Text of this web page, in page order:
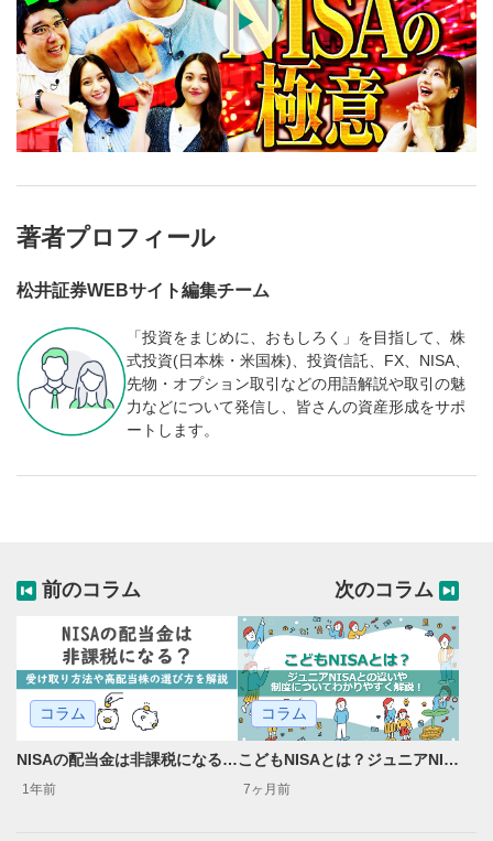
著者プロフィール
松井証券WEBサイト編集チーム
「投資をまじめに、おもしろく」を目指して、株
式投資(日本株・米国株)、投資信託、FX、NISA、
先物・オプション取引などの用語解説や取引の魅
力などについて発信し、皆さんの資産形成をサポ
ートします。
前のコラム
コラム
NISAの配当金は非課税になる？受け取り方法や高配当株の選び方を解説
1年前
次のコラム
コラム
こどもNISAとは？ジュニアNISAとの違いや始め方についてわかりやすく解説！
7ヶ月前